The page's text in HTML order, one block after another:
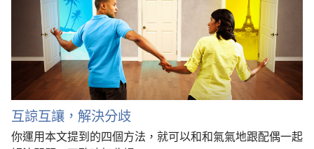
互諒互讓，解決分歧
你運用本文提到的四個方法，就可以和和氣氣地跟配偶一起